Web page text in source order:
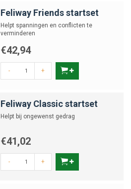
Feliway Friends startset
Helpt spanningen en conflicten te
verminderen
€42,94
- +
Feliway Classic startset
Helpt bij ongewenst gedrag
€41,02
- +